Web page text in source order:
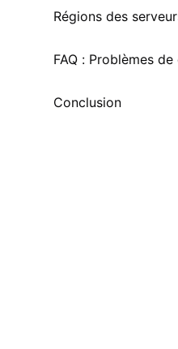
Conclusion